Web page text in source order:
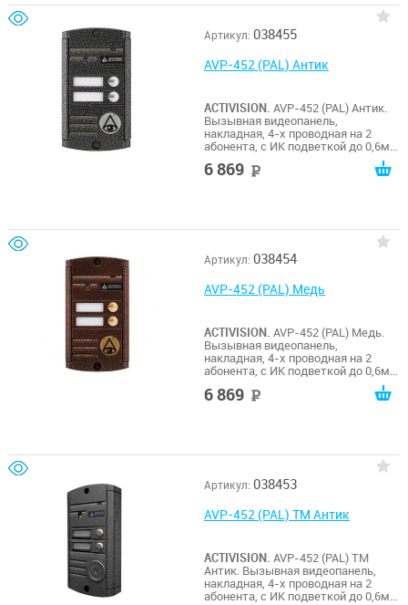
Артикул: 038455
AVP-452 (PAL) Антик
ACTIVISION. AVP-452 (PAL) Антик.
Вызывная видеопанель,
накладная, 4-х проводная на 2
абонента, с ИК подветкой до 0,6м,
обзора 75 (гор.) 55 (верт.). Рабочий
6 869
Артикул: 038454
AVP-452 (PAL) Медь
ACTIVISION. AVP-452 (PAL) Медь.
Вызывная видеопанель,
накладная, 4-х проводная на 2
абонента, с ИК подветкой до 0,6м,
обзора 75 (гор.) 55 (верт.). Рабочий
6 869
Артикул: 038453
AVP-452 (PAL) ТМ Антик
ACTIVISION. AVP-452 (PAL) ТМ
Антик. Вызывная видеопанель,
накладная, 4-х проводная на 2
абонента, с ИК подветкой до 0,6м,